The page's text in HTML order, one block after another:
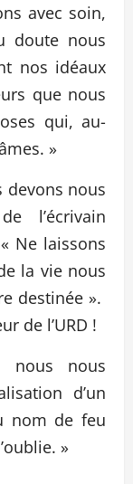
avec soin,
doute nous
nos idéaux
que nous
qui, au-
»
devons nous
l’écrivain
Ne laissons
la vie nous
destinée ».
de l’URD !
nous nous
d’un
nom de feu
»